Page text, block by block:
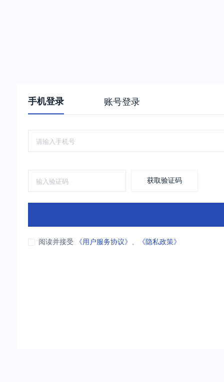
手机登录 账号登录
获取验证码
阅读并接受 《用户服务协议》 、 《隐私政策》